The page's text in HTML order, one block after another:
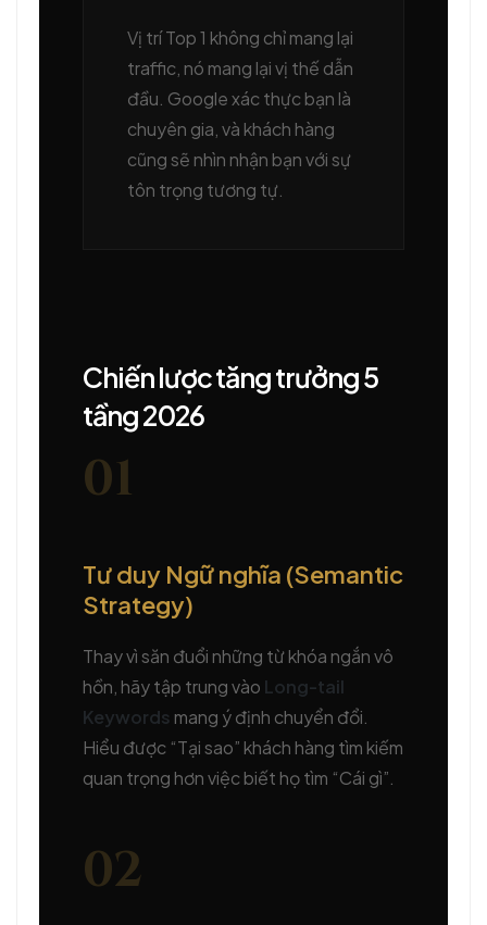
Vị trí Top 1 không chỉ mang lại
traffic, nó mang lại vị thế dẫn
đầu. Google xác thực bạn là
chuyên gia, và khách hàng
cũng sẽ nhìn nhận bạn với sự
tôn trọng tương tự.
Chiến lược tăng trưởng 5
tầng 2026
01
Tư duy Ngữ nghĩa (Semantic
Strategy)
Thay vì săn đuổi những từ khóa ngắn vô
hồn, hãy tập trung vào Long-tail
Keywords mang ý định chuyển đổi.
Hiểu được “Tại sao” khách hàng tìm kiếm
quan trọng hơn việc biết họ tìm “Cái gì”.
02